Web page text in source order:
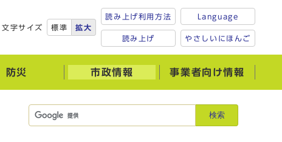
文字サイズ 標準 拡大
読み上げ利用方法
読み上げ
Language
やさしいにほんご
防災 市政情報 事業者向け情報
検索